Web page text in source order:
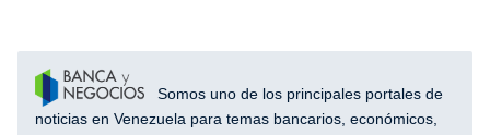
Somos uno de los principales portales de
noticias en Venezuela para temas bancarios, económicos,